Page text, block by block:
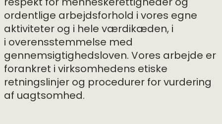
ordentlige arbejdsforhold i vores egne
aktiviteter og i hele værdikæden, i
i overensstemmelse med
gennemsigtighedsloven. Vores arbejde er
forankret i virksomhedens etiske
retningslinjer og procedurer for vurdering
af uagtsomhed.